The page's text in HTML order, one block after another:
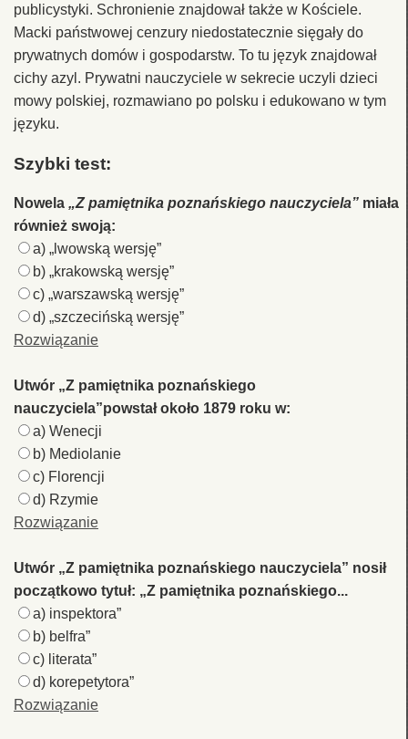
publicystyki. Schronienie znajdował także w Kościele.
Macki państwowej cenzury niedostatecznie sięgały do
prywatnych domów i gospodarstw. To tu język znajdował
cichy azyl. Prywatni nauczyciele w sekrecie uczyli dzieci
mowy polskiej, rozmawiano po polsku i edukowano w tym
języku.
Szybki test:
Nowela „Z pamiętnika poznańskiego nauczyciela” miała
również swoją:
a) „lwowską wersję”
b) „krakowską wersję”
c) „warszawską wersję”
d) „szczecińską wersję”
Rozwiązanie
Utwór „Z pamiętnika poznańskiego
nauczyciela”powstał około 1879 roku w:
a) Wenecji
b) Mediolanie
c) Florencji
d) Rzymie
Rozwiązanie
Utwór „Z pamiętnika poznańskiego nauczyciela” nosił
początkowo tytuł: „Z pamiętnika poznańskiego...
a) inspektora”
b) belfra”
c) literata”
d) korepetytora”
Rozwiązanie